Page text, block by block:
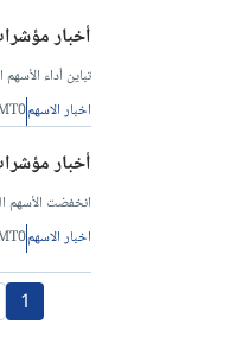
أخبار
تباين أداء
اخبار الاسهم
أخبار
انخفضت الأسهم
اخبار الاسهم
1